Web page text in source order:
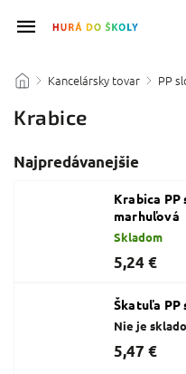
/ Kancelársky tovar / PP
Krabice
Najpredávanejšie
Krabica PP
marhuľová
Skladom
5,24 €
Škatuľa PP
Nie je
5,47 €